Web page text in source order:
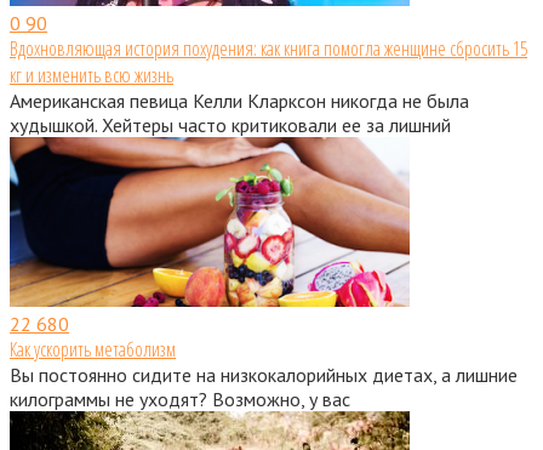
0 90
Вдохновляющая история похудения: как книга помогла женщине сбросить 15
кг и изменить всю жизнь
Американская певица Келли Кларксон никогда не была
худышкой. Хейтеры часто критиковали ее за лишний
22 680
Как ускорить метаболизм
Вы постоянно сидите на низкокалорийных диетах, а лишние
килограммы не уходят? Возможно, у вас